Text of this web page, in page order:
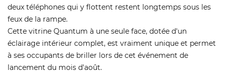
deux téléphones qui y flottent restent longtemps sous les
feux de la rampe.
Cette vitrine Quantum à une seule face, dotée d'un
éclairage intérieur complet, est vraiment unique et permet
à ses occupants de briller lors de cet événement de
lancement du mois d'août.